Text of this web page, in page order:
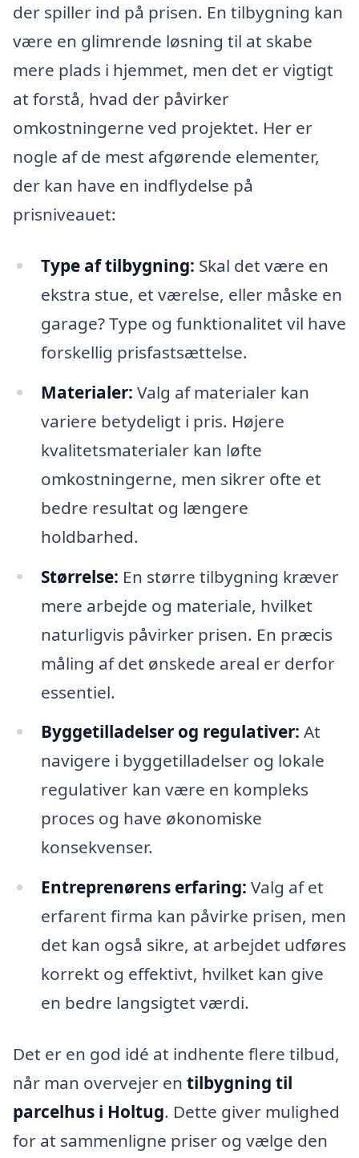
der spiller ind på prisen. En tilbygning kan
være en glimrende løsning til at skabe
mere plads i hjemmet, men det er vigtigt
at forstå, hvad der påvirker
omkostningerne ved projektet. Her er
nogle af de mest afgørende elementer,
der kan have en indflydelse på
prisniveauet:
Type af tilbygning: Skal det være en
ekstra stue, et værelse, eller måske en
garage? Type og funktionalitet vil have
forskellig prisfastsættelse.
Materialer: Valg af materialer kan
variere betydeligt i pris. Højere
kvalitetsmaterialer kan løfte
omkostningerne, men sikrer ofte et
bedre resultat og længere
holdbarhed.
Størrelse: En større tilbygning kræver
mere arbejde og materiale, hvilket
naturligvis påvirker prisen. En præcis
måling af det ønskede areal er derfor
essentiel.
Byggetilladelser og regulativer: At
navigere i byggetilladelser og lokale
regulativer kan være en kompleks
proces og have økonomiske
konsekvenser.
Entreprenørens erfaring: Valg af et
erfarent firma kan påvirke prisen, men
det kan også sikre, at arbejdet udføres
korrekt og effektivt, hvilket kan give
en bedre langsigtet værdi.
Det er en god idé at indhente flere tilbud,
når man overvejer en tilbygning til
parcelhus i Holtug. Dette giver mulighed
for at sammenligne priser og vælge den